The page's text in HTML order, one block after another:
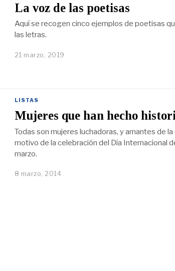
La voz de las poetisas
Aquí se recogen cinco ejemplos de poetisas
las letras.
21 marzo, 2019
LISTAS
Mujeres que han hecho
Todas son mujeres luchadoras, y amantes de
motivo de la celebración del Día Internacional
marzo.
8 marzo, 2014